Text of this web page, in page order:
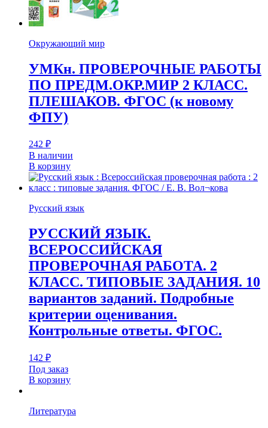
Окружающий мир
УМКн. ПРОВЕРОЧНЫЕ РАБОТЫ
ПО ПРЕДМ.ОКР.МИР 2 КЛАСС.
ПЛЕШАКОВ. ФГОС (к новому
ФПУ)
242 ₽
В наличии
В корзину
Русский язык
РУССКИЙ ЯЗЫК.
ВСЕРОССИЙСКАЯ
ПРОВЕРОЧНАЯ РАБОТА. 2
КЛАСС. ТИПОВЫЕ ЗАДАНИЯ. 10
вариантов заданий. Подробные
критерии оценивания.
Контрольные ответы. ФГОС.
142 ₽
Под заказ
В корзину
Литература